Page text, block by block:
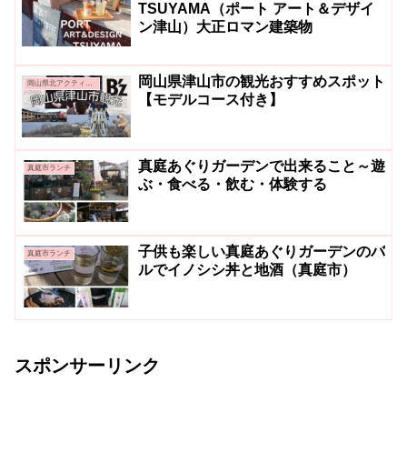
TSUYAMA（ポート アート＆デザイ
ン津山）大正ロマン建築物
岡山県津山市の観光おすすめスポット
【モデルコース付き】
真庭市ランチ
真庭あぐりガーデンで出来ること～遊
ぶ・食べる・飲む・体験する
真庭市ランチ
子供も楽しい真庭あぐりガーデンのバ
ルでイノシシ丼と地酒（真庭市）
スポンサーリンク